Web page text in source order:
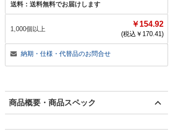
送料： 送料無料でお届けします
1,000個以上
￥154.92
(税込￥ 170.41)
納期・仕様・代替品のお問合せ
商品概要・商品スペック